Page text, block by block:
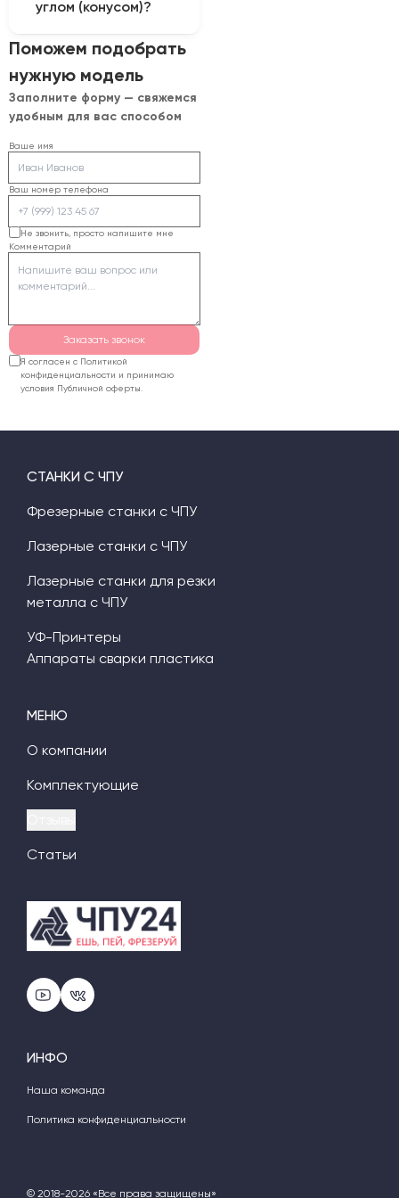
снимая защитной
транспортировочной
пленки.
(например, 75 мм или
качественно прорезать
мм с минимальным
конусом (скосом
углом (конусом)?
Лазерный луч имеет
(сходится в фокусе и
расходится после
него). При резке
толстых материалов
эта геометрия
отпечатывается на
стенках реза.
Использование
длиннофокусных линз
делает форму луча
более
Поможем подобрать
нужную модель
Заполните форму — свяжемся
удобным для вас способом
Ваше имя
Ваш номер телефона
Не звонить, просто напишите мне
Комментарий
Заказать звонок
Я согласен с Политикой
конфиденциальности и принимаю
условия Публичной оферты.
МЕНЮ
О компании
Комплектующие
Статьи
СТАНКИ С ЧПУ
Фрезерные станки с ЧПУ
Лазерные станки с ЧПУ
Лазерные станки для резки
металла с ЧПУ
УФ-Принтеры
Аппараты сварки пластика
ИНФО
Наша команда
Политика конфиденциальности
© 2018-2026 «Все права защищены»